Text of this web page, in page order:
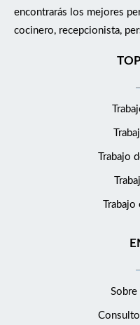
encontrarás los mejores
cocinero, recepcionista,
Trabajo